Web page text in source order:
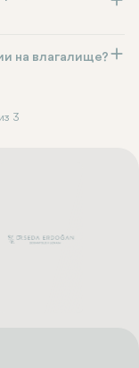
губ.
на влагалище?
3